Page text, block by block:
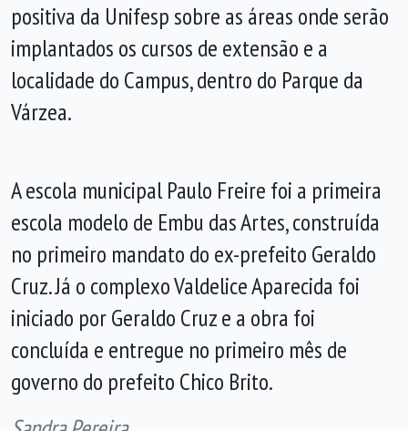
positiva da Unifesp sobre as áreas onde serão
implantados os cursos de extensão e a
localidade do Campus, dentro do Parque da
Várzea.
A escola municipal Paulo Freire foi a primeira
escola modelo de Embu das Artes, construída
no primeiro mandato do ex-prefeito Geraldo
Cruz. Já o complexo Valdelice Aparecida foi
iniciado por Geraldo Cruz e a obra foi
concluída e entregue no primeiro mês de
governo do prefeito Chico Brito.